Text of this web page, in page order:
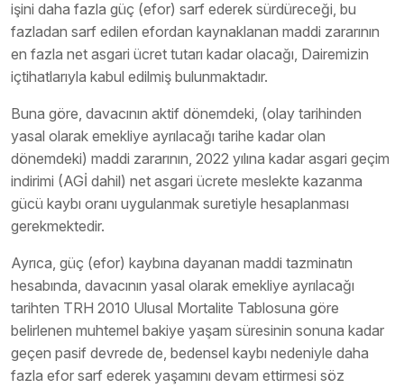
işini daha fazla güç (efor) sarf ederek sürdüreceği, bu
fazladan sarf edilen efordan kaynaklanan maddi zararının
en fazla net asgari ücret tutarı kadar olacağı, Dairemizin
içtihatlarıyla kabul edilmiş bulunmaktadır.
Buna göre, davacının aktif dönemdeki, (olay tarihinden
yasal olarak emekliye ayrılacağı tarihe kadar olan
dönemdeki) maddi zararının, 2022 yılına kadar asgari geçim
indirimi (AGİ dahil) net asgari ücrete meslekte kazanma
gücü kaybı oranı uygulanmak suretiyle hesaplanması
gerekmektedir.
Ayrıca, güç (efor) kaybına dayanan maddi tazminatın
hesabında, davacının yasal olarak emekliye ayrılacağı
tarihten TRH 2010 Ulusal Mortalite Tablosuna göre
belirlenen muhtemel bakiye yaşam süresinin sonuna kadar
geçen pasif devrede de, bedensel kaybı nedeniyle daha
fazla efor sarf ederek yaşamını devam ettirmesi söz